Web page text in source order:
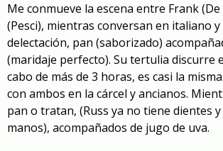
Me conmueve la escena entre Frank
(Pesci), mientras conversan en italiano y
delectación, pan (saborizado)
(maridaje perfecto). Su tertulia discurre
cabo de más de 3 horas, es casi la
con ambos en la cárcel y ancianos.
pan o tratan, (Russ ya no tiene dientes
manos), acompañados de jugo de uva.